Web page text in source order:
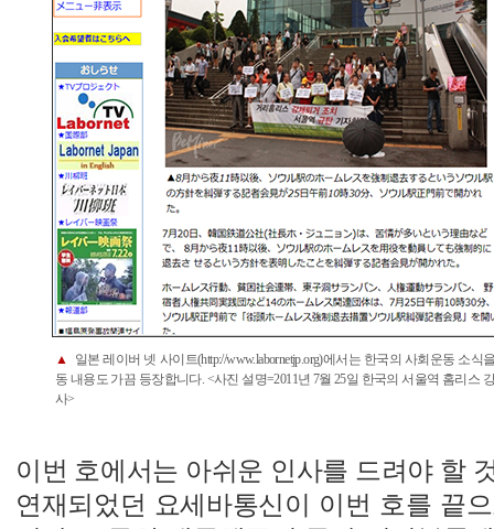
▲
일본 레이버 넷 사이트(http://www.labornetjp.org)에서는 한국의 사회운동 소
동 내용도 가끔 등장합니다. <사진 설명=2011년 7월 25일 한국의 서울역 홈리스
사>
이번 호에서는 아쉬운 인사를 드려야 할
연재되었던 요세바통신이 이번 호를 끝